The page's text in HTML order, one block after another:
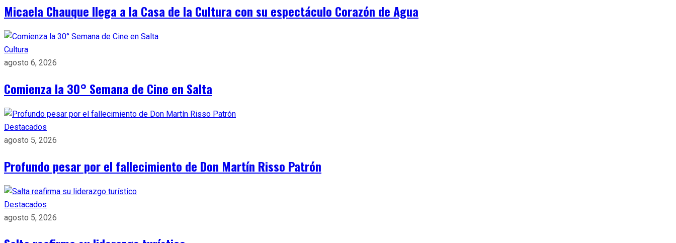
Micaela Chauque llega a la Casa de la Cultura con su espectáculo Corazón de Agua
Cultura
agosto 6, 2026
Comienza la 30° Semana de Cine en Salta
Destacados
agosto 5, 2026
Profundo pesar por el fallecimiento de Don Martín Risso Patrón
Destacados
agosto 5, 2026